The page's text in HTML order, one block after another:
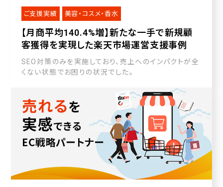
ご支援実績 美容・コスメ・香水
【月商平均140.4%増】新たな一手で新規顧
客獲得を実現した楽天市場運営支援事例
SEO対策のみを実施しており、売上へのインパクトが全
くない状態でお困りの状況でした。